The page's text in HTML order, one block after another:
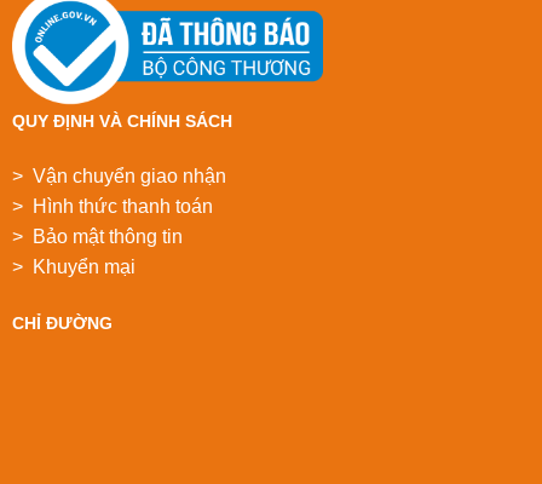
QUY ĐỊNH VÀ CHÍNH SÁCH
> Vận chuyển giao nhận
> Hình thức thanh toán
> Bảo mật thông tin
> Khuyển mại
CHỈ ĐƯỜNG